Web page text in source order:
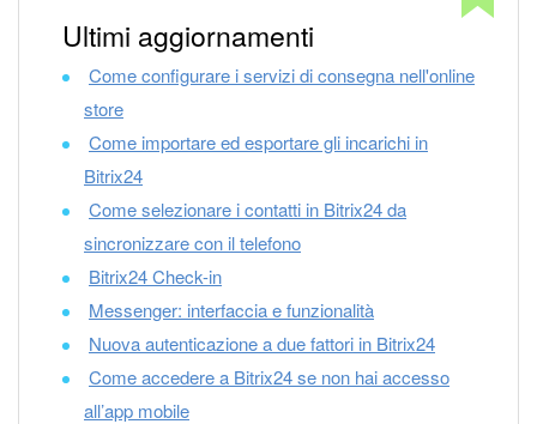
Come iniziare?
CoPilot: IA in Bitrix24
Feed
Messenger
Collab
Calendario
Bitrix24 Drive
Ultimi aggiornamenti
Come configurare i servizi di consegna nell'online
store
Come importare ed esportare gli incarichi in
Bitrix24
Come selezionare i contatti in Bitrix24 da
sincronizzare con il telefono
Bitrix24 Check-in
Messenger: interfaccia e funzionalità
Nuova autenticazione a due fattori in Bitrix24
Come accedere a Bitrix24 se non hai accesso
all’app mobile